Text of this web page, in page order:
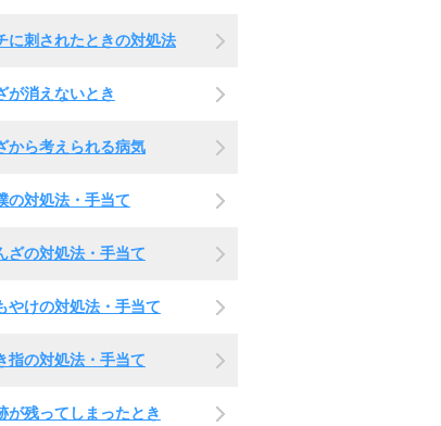
に刺されたときの対処法
が消えないとき
から考えられる病気
の対処法・手当て
ざの対処法・手当て
やけの対処法・手当て
指の対処法・手当て
が残ってしまったとき